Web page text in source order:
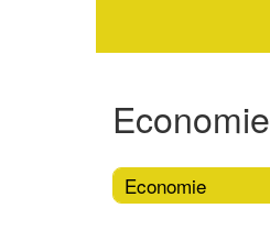
Economie
Economie